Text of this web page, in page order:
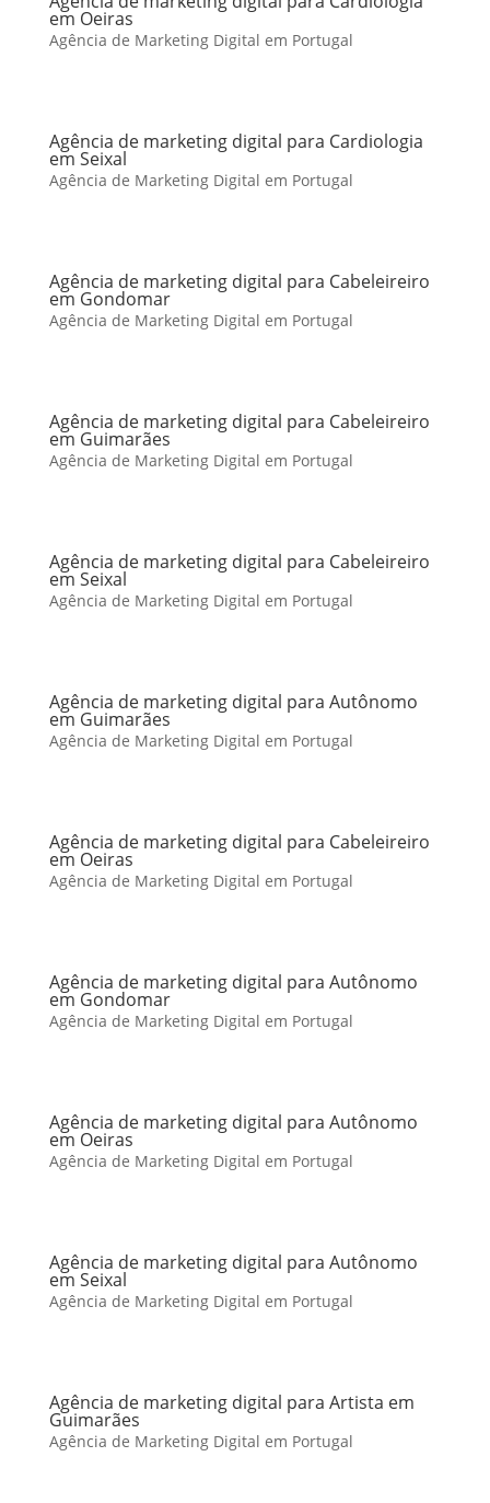
em Oeiras
Agência de Marketing Digital em Portugal
Agência de marketing digital para Cardiologia
em Seixal
Agência de Marketing Digital em Portugal
Agência de marketing digital para Cabeleireiro
em Gondomar
Agência de Marketing Digital em Portugal
Agência de marketing digital para Cabeleireiro
em Guimarães
Agência de Marketing Digital em Portugal
Agência de marketing digital para Cabeleireiro
em Seixal
Agência de Marketing Digital em Portugal
Agência de marketing digital para Autônomo
em Guimarães
Agência de Marketing Digital em Portugal
Agência de marketing digital para Cabeleireiro
em Oeiras
Agência de Marketing Digital em Portugal
Agência de marketing digital para Autônomo
em Gondomar
Agência de Marketing Digital em Portugal
Agência de marketing digital para Autônomo
em Oeiras
Agência de Marketing Digital em Portugal
Agência de marketing digital para Autônomo
em Seixal
Agência de Marketing Digital em Portugal
Agência de marketing digital para Artista em
Guimarães
Agência de Marketing Digital em Portugal